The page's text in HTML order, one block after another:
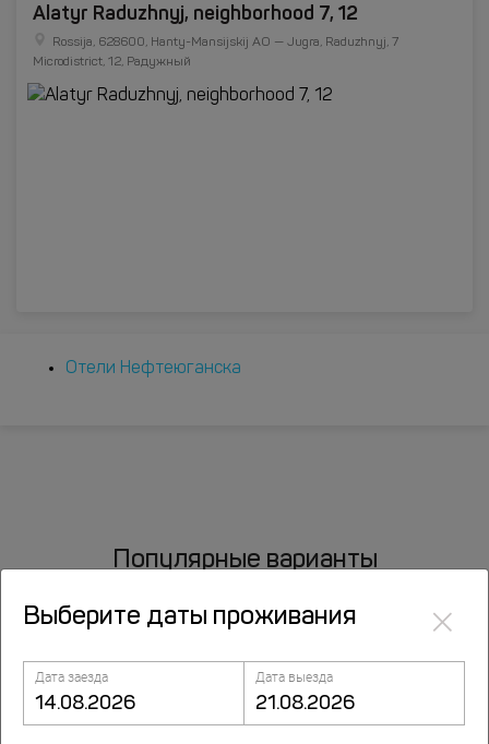
Alatyr Raduzhnyj, neighborhood 7, 12
Rossija, 628600, Hanty-Mansijskij AO — Jugra, Raduzhnyj, 7
Microdistrict, 12, Радужный
Отели Нефтеюганска
Популярные варианты
Апартаменты
Выберите даты проживания ×
Дата заезда Дата выезда